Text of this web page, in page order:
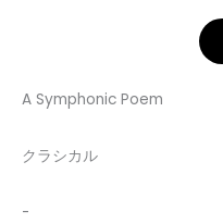
A Symphonic Poem
クラシカル
-